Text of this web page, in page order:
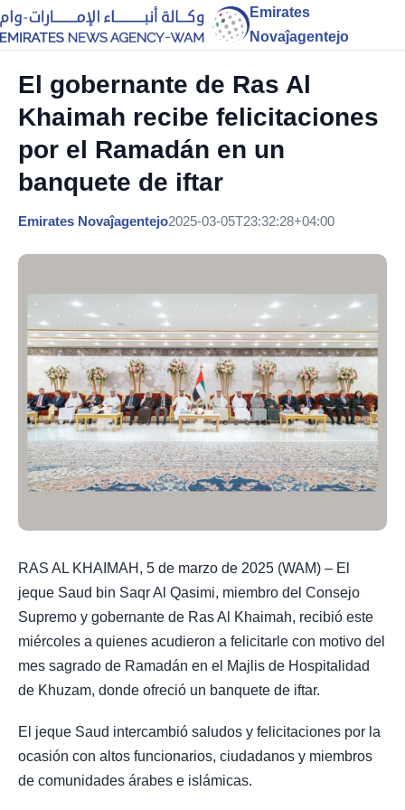
Emirates
Novaĵagentejo
El gobernante de Ras Al
Khaimah recibe felicitaciones
por el Ramadán en un
banquete de iftar
Emirates Novaĵagentejo2025-03-05T23:32:28+04:00
RAS AL KHAIMAH, 5 de marzo de 2025 (WAM) – El
jeque Saud bin Saqr Al Qasimi, miembro del Consejo
Supremo y gobernante de Ras Al Khaimah, recibió este
miércoles a quienes acudieron a felicitarle con motivo del
mes sagrado de Ramadán en el Majlis de Hospitalidad
de Khuzam, donde ofreció un banquete de iftar.
El jeque Saud intercambió saludos y felicitaciones por la
ocasión con altos funcionarios, ciudadanos y miembros
de comunidades árabes e islámicas.